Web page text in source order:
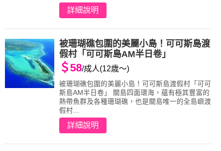
詳細說明
被珊瑚礁包圍的美麗小島！可可斯島渡
假村「可可斯島AM半日卷」
＄58/成人(12歳～)
被珊瑚礁包圍的美麗小島！可可斯島渡假村「可可
斯島AM半日卷」 關島四面環海，蘊有極其豐富的
熱帶魚群及各種珊瑚礁，也是關島唯一的全島嶼渡
假村...
詳細說明